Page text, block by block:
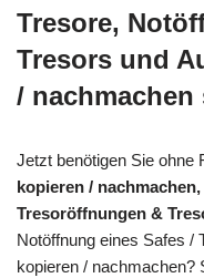
Tresore,
Tresors und
/
Jetzt benötigen Sie ohne
kopieren /
Tresoröffnungen &
Notöffnung eines Safes /
kopieren / nachmachen?